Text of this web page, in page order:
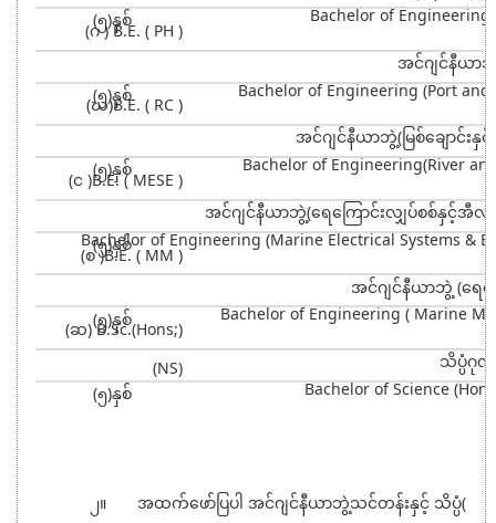
(၅)နှစ်
Bachelor of
(ဂ ) B.E. ( PH )
အင်ဂျင်နီယာ
(၅)နှစ်
Bachelor of Engineering (Port
(ဃ)B.E. ( RC )
အင်ဂျင်နီယာဘွဲ့(မြစ်ချောင်း
(၅)နှစ်
Bachelor of Engineering(River
(င )B.E. ( MESE )
အင်ဂျင်နီယာဘွဲ့(ရေကြောင်းလျှပ်စစ်နှင့်အီ
(၅)နှစ်
Bachelor of Engineering (Marine Electrical Systems &
(စ )B.E. ( MM )
အင်ဂျင်နီယာဘွဲ့ (ရေက
(၅)နှစ်
Bachelor of Engineering ( Marine
(ဆ) B.Sc.(Hons;)
သိပ္ပံဂု
(၅)နှစ်
(NS)
Bachelor of Science
၂။ အထက်ဖော်ပြပါ အင်ဂျင်နီယာဘွဲ့သင်တန်းနှင့် သိပ္ပံ(